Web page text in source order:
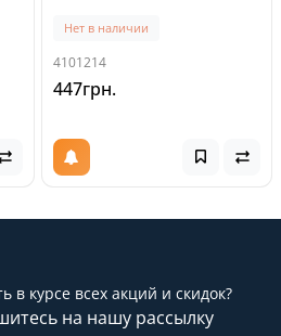
Нет в наличии
4101214
447грн.
в курсе всех акций и скидок?
на нашу рассылку